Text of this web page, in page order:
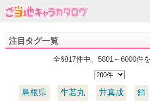
注目タグ一覧
全6817件中、5801～6000件
島根県 牛若丸 井真成 鋼